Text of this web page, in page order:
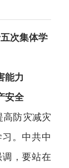
次集体学
能力
安全
高防灾减灾
。中共中
，要站在